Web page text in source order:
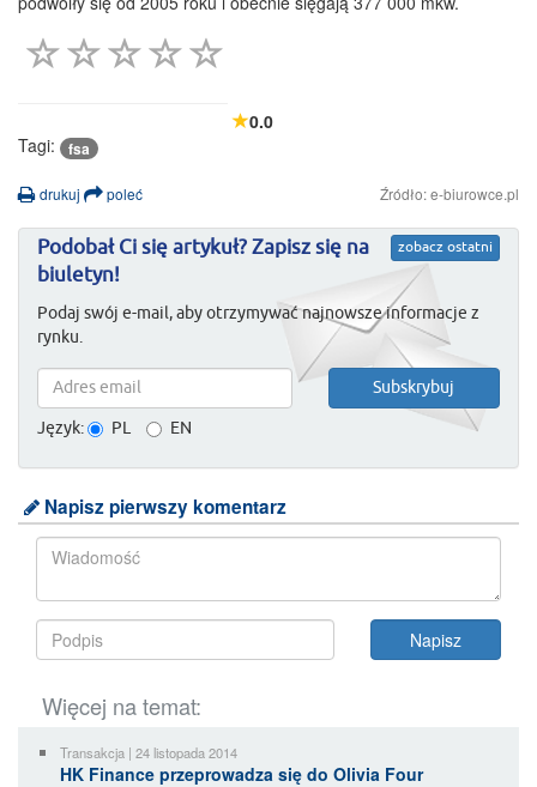
0.0
Tagi:
fsa
drukuj poleć Źródło: e-biurowce.pl
zobacz ostatni
Podobał Ci się artykuł? Zapisz się na
biuletyn!
Podaj swój e-mail, aby otrzymywać najnowsze informacje z
rynku.
Język: PL EN
Napisz pierwszy komentarz
Więcej na temat:
Transakcja | 24 listopada 2014
HK Finance przeprowadza się do Olivia Four